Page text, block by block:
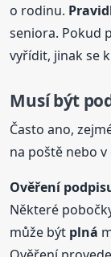
o rodinu.
seniora. Pokud
vyřídit, jinak se
Musí být
Často ano,
na poště nebo
Ověření
Některé
může být plná